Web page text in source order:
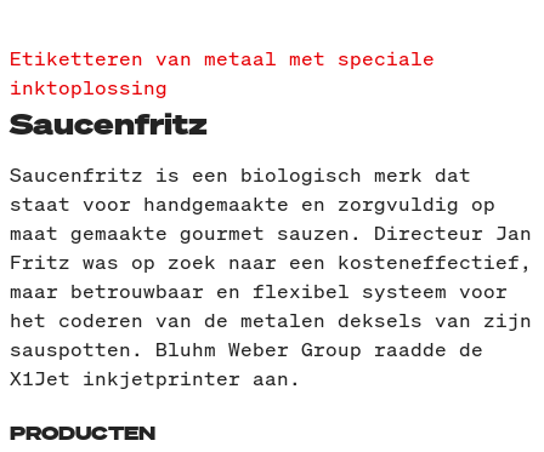
Etiketteren van metaal met speciale
inktoplossing
Saucenfritz
Saucenfritz is een biologisch merk dat
staat voor handgemaakte en zorgvuldig op
maat gemaakte gourmet sauzen. Directeur Jan
Fritz was op zoek naar een kosteneffectief,
maar betrouwbaar en flexibel systeem voor
het coderen van de metalen deksels van zijn
sauspotten. Bluhm Weber Group raadde de
X1Jet inkjetprinter aan.
PRODUCTEN